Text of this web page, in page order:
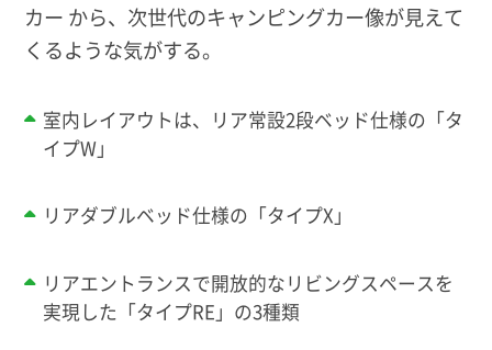
カー から、次世代のキャンピングカー像が見えて
くるような気がする。
室内レイアウトは、リア常設2段ベッド仕様の「タ
イプW」
リアダブルベッド仕様の「タイプX」
リアエントランスで開放的なリビングスペースを
実現した「タイプRE」の3種類